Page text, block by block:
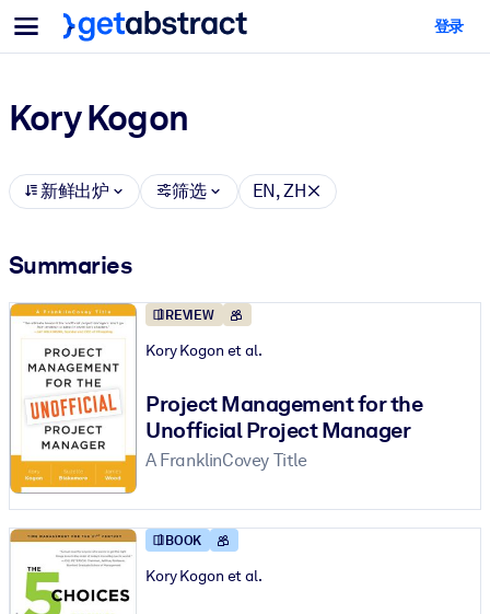
菜单
面向团队与管理者
AI 技能提升
为您的员工配备关键的人工智能技能。
领导力发展
协作学习
技能提升与重塑
培养您的员工应对未来挑战所需的技能。
健康与福祉
打造一支更健康、更具韧性的员工队伍。
面向 LMS/LXP
将简短且经过验证的知识引入您的 LMS/LXP，以获得更强的学习效
果。
面向人工智能系统
登录
Kory Kogon
新鲜出炉 筛选 EN, ZH
Summaries
REVIEW
Kory Kogon et al.
Project Management for the
Unofficial Project Manager
A FranklinCovey Title
BOOK
Kory Kogon et al.